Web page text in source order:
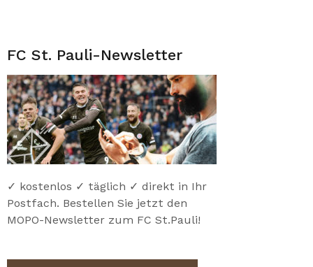
FC St. Pauli-Newsletter
✓ kostenlos ✓ täglich ✓ direkt in Ihr
Postfach. Bestellen Sie jetzt den
MOPO-Newsletter zum FC St.Pauli!